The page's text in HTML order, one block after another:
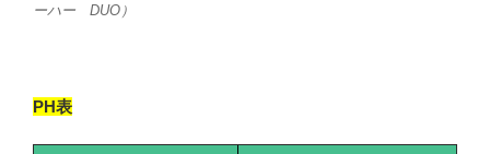
ーハー DUO）
PH表